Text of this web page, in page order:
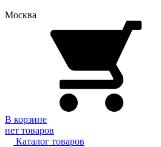
Москва
В корзине
нет товаров
Каталог товаров